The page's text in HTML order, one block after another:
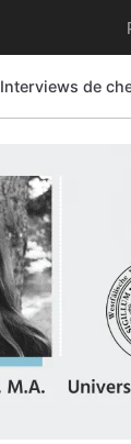
Interviews de